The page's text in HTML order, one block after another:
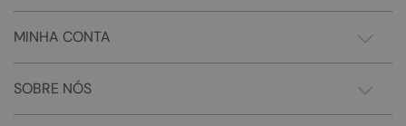
MINHA CONTA
SOBRE NÓS